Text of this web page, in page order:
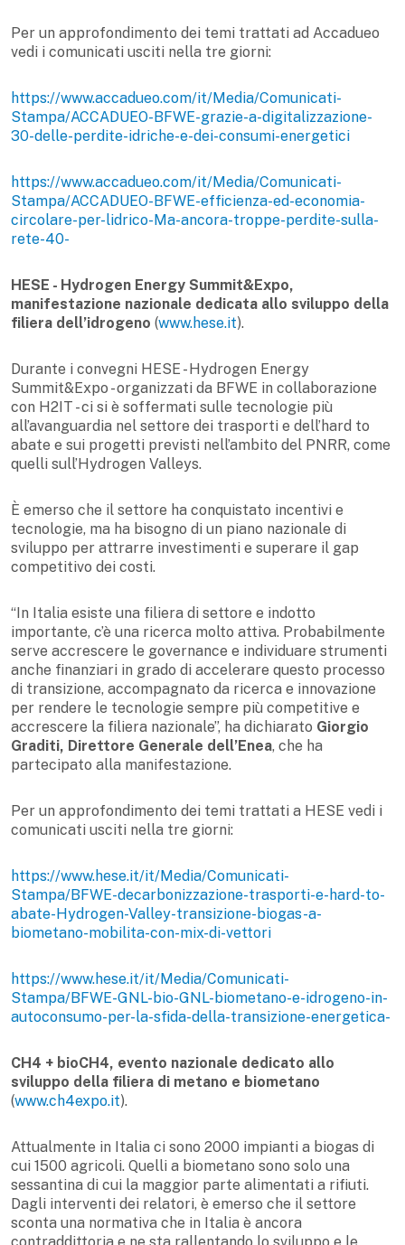
Per un approfondimento dei temi trattati ad Accadueo
vedi i comunicati usciti nella tre giorni:
https://www.accadueo.com/it/Media/Comunicati-
Stampa/ACCADUEO-BFWE-grazie-a-digitalizzazione-
30-delle-perdite-idriche-e-dei-consumi-energetici
https://www.accadueo.com/it/Media/Comunicati-
Stampa/ACCADUEO-BFWE-efficienza-ed-economia-
circolare-per-lidrico-Ma-ancora-troppe-perdite-sulla-
rete-40-
HESE - Hydrogen Energy Summit&Expo,
manifestazione nazionale dedicata allo sviluppo della
filiera dell’idrogeno (www.hese.it).
Durante i convegni HESE - Hydrogen Energy
Summit&Expo - organizzati da BFWE in collaborazione
con H2IT - ci si è soffermati sulle tecnologie più
all’avanguardia nel settore dei trasporti e dell’hard to
abate e sui progetti previsti nell’ambito del PNRR, come
quelli sull’Hydrogen Valleys.
È emerso che il settore ha conquistato incentivi e
tecnologie, ma ha bisogno di un piano nazionale di
sviluppo per attrarre investimenti e superare il gap
competitivo dei costi.
“In Italia esiste una filiera di settore e indotto
importante, c’è una ricerca molto attiva. Probabilmente
serve accrescere le governance e individuare strumenti
anche finanziari in grado di accelerare questo processo
di transizione, accompagnato da ricerca e innovazione
per rendere le tecnologie sempre più competitive e
accrescere la filiera nazionale”, ha dichiarato Giorgio
Graditi, Direttore Generale dell’Enea, che ha
partecipato alla manifestazione.
Per un approfondimento dei temi trattati a HESE vedi i
comunicati usciti nella tre giorni:
https://www.hese.it/it/Media/Comunicati-
Stampa/BFWE-decarbonizzazione-trasporti-e-hard-to-
abate-Hydrogen-Valley-transizione-biogas-a-
biometano-mobilita-con-mix-di-vettori
https://www.hese.it/it/Media/Comunicati-
Stampa/BFWE-GNL-bio-GNL-biometano-e-idrogeno-in-
autoconsumo-per-la-sfida-della-transizione-energetica-
CH4 + bioCH4, evento nazionale dedicato allo
sviluppo della filiera di metano e biometano
(www.ch4expo.it).
Attualmente in Italia ci sono 2000 impianti a biogas di
cui 1500 agricoli. Quelli a biometano sono solo una
sessantina di cui la maggior parte alimentati a rifiuti.
Dagli interventi dei relatori, è emerso che il settore
sconta una normativa che in Italia è ancora